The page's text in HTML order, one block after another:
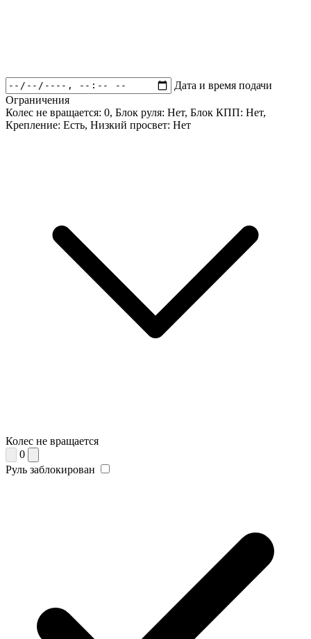
Дата и время подачи
Ограничения
Колес не вращается: 0, Блок руля: Нет, Блок КПП: Нет,
Крепление: Есть, Низкий просвет: Нет
Колес не вращается
0
Руль заблокирован